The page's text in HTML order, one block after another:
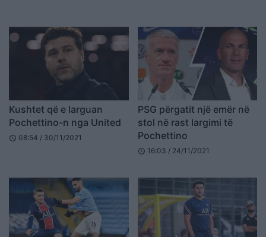
Kushtet që e larguan
Pochettino-n nga United
schedule 08:54 / 30/11/2021
PSG përgatit një emër në
stol në rast largimi të
Pochettino
schedule 16:03 / 24/11/2021